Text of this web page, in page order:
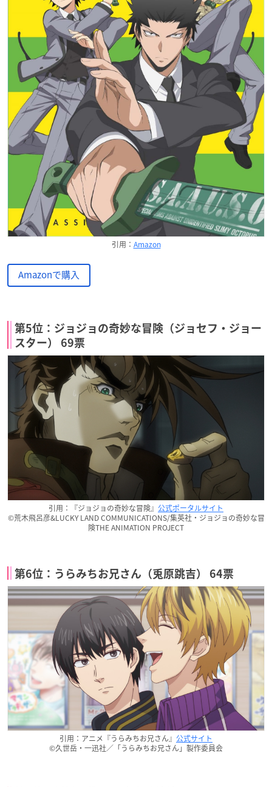
引用： Amazon
Amazonで購入
第5位：ジョジョの奇妙な冒険（ジョセフ・ジョー
スター） 69票
引用：『ジョジョの奇妙な冒険』 公式ポータルサイト
©荒木飛呂彦&LUCKY LAND COMMUNICATIONS/集英社・ジョジョの奇妙な冒
険THE ANIMATION PROJECT
第6位：うらみちお兄さん（兎原跳吉） 64票
引用：アニメ『うらみちお兄さん』 公式サイト
©久世岳・一迅社／「うらみちお兄さん」製作委員会